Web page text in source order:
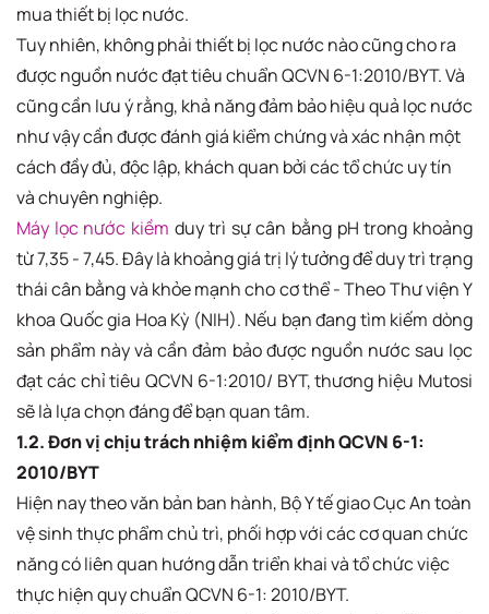
mua thiết bị lọc nước.
Tuy nhiên, không phải thiết bị lọc nước nào cũng cho ra
được nguồn nước đạt tiêu chuẩn QCVN 6-1:2010/BYT. Và
cũng cần lưu ý rằng, khả năng đảm bảo hiệu quả lọc nước
như vậy cần được đánh giá kiểm chứng và xác nhận một
cách đầy đủ, độc lập, khách quan bởi các tổ chức uy tín
và chuyên nghiệp.
Máy lọc nước kiềm duy trì sự cân bằng pH trong khoảng
từ 7,35 - 7,45. Đây là khoảng giá trị lý tưởng để duy trì trạng
thái cân bằng và khỏe mạnh cho cơ thể - Theo Thư viện Y
khoa Quốc gia Hoa Kỳ (NIH). Nếu bạn đang tìm kiếm dòng
sản phẩm này và cần đảm bảo được nguồn nước sau lọc
đạt các chỉ tiêu QCVN 6-1:2010/ BYT, thương hiệu Mutosi
sẽ là lựa chọn đáng để bạn quan tâm.
1.2. Đơn vị chịu trách nhiệm kiểm định QCVN 6-1:
2010/BYT
Hiện nay theo văn bản ban hành, Bộ Y tế giao Cục An toàn
vệ sinh thực phẩm chủ trì, phối hợp với các cơ quan chức
năng có liên quan hướng dẫn triển khai và tổ chức việc
thực hiện quy chuẩn QCVN 6-1: 2010/BYT.